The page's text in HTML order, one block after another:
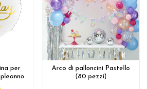
per
Arco di palloncini Pastello
(80 pezzi)